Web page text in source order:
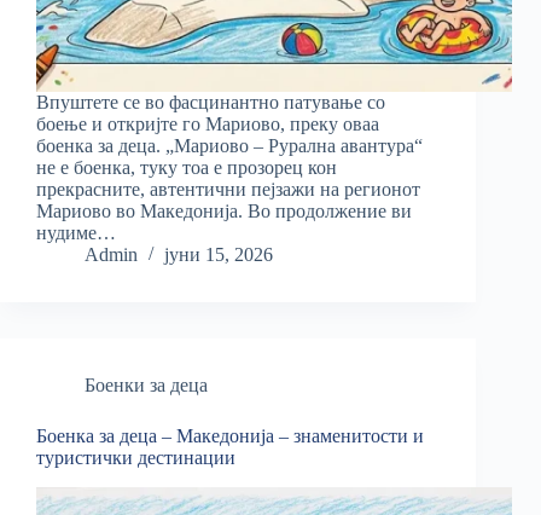
Впуштете се во фасцинантно патување со
боење и откријте го Мариово, преку оваа
боенка за деца. „Мариово – Рурална авантура“
не е боенка, туку тоа е прозорец кон
прекрасните, автентични пејзажи на регионот
Мариово во Македонија. Во продолжение ви
нудиме…
Admin
јуни 15, 2026
Боенки за деца
Боенка за деца – Македонија – знаменитости и
туристички дестинации